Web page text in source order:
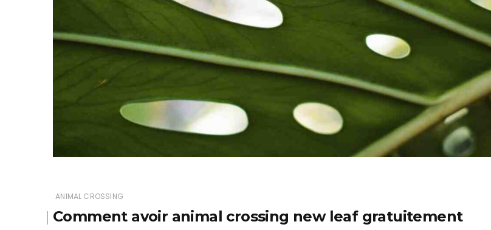
ANIMAL CROSSING
Comment avoir animal crossing new leaf gratuitement